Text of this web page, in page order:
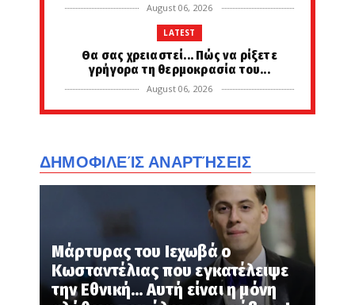
August 06, 2026
LATEST
Θα σας χρειαστεί... Πώς να ρίξετε
γρήγορα τη θερμοκρασία του...
August 06, 2026
LATEST
August 06, 2026
Και τις ταυρομαχίες εμείς τις
ανακαλύψαμε Έλληνες... Ξεκίνησ...
August 06, 2026
PERIVALLON
Βουλγαρία: Στο «φως» τα θεμέλια της
ΔΗΜΟΦΙΛΕΊΣ ΑΝΑΡΤΉΣΕΙΣ
Μάρτυρας του Ιεχωβά ο
Κωσταντέλιας που εγκατέλειψε
την Εθνική... Αυτή είναι η μόνη